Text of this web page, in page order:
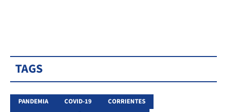
TAGS
PANDEMIA COVID-19
CORRIENTES